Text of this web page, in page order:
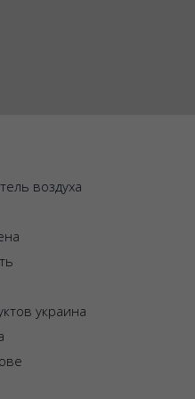
воздуха
украина